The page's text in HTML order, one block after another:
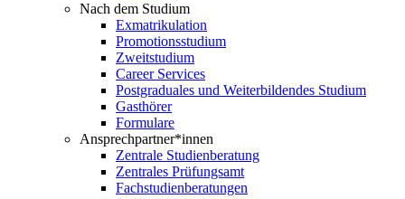
Nach dem Studium
Exmatrikulation
Promotionsstudium
Zweitstudium
Career Services
Postgraduales und Weiterbildendes Studium
Gasthörer
Formulare
Ansprechpartner*innen
Zentrale Studienberatung
Zentrales Prüfungsamt
Fachstudienberatungen